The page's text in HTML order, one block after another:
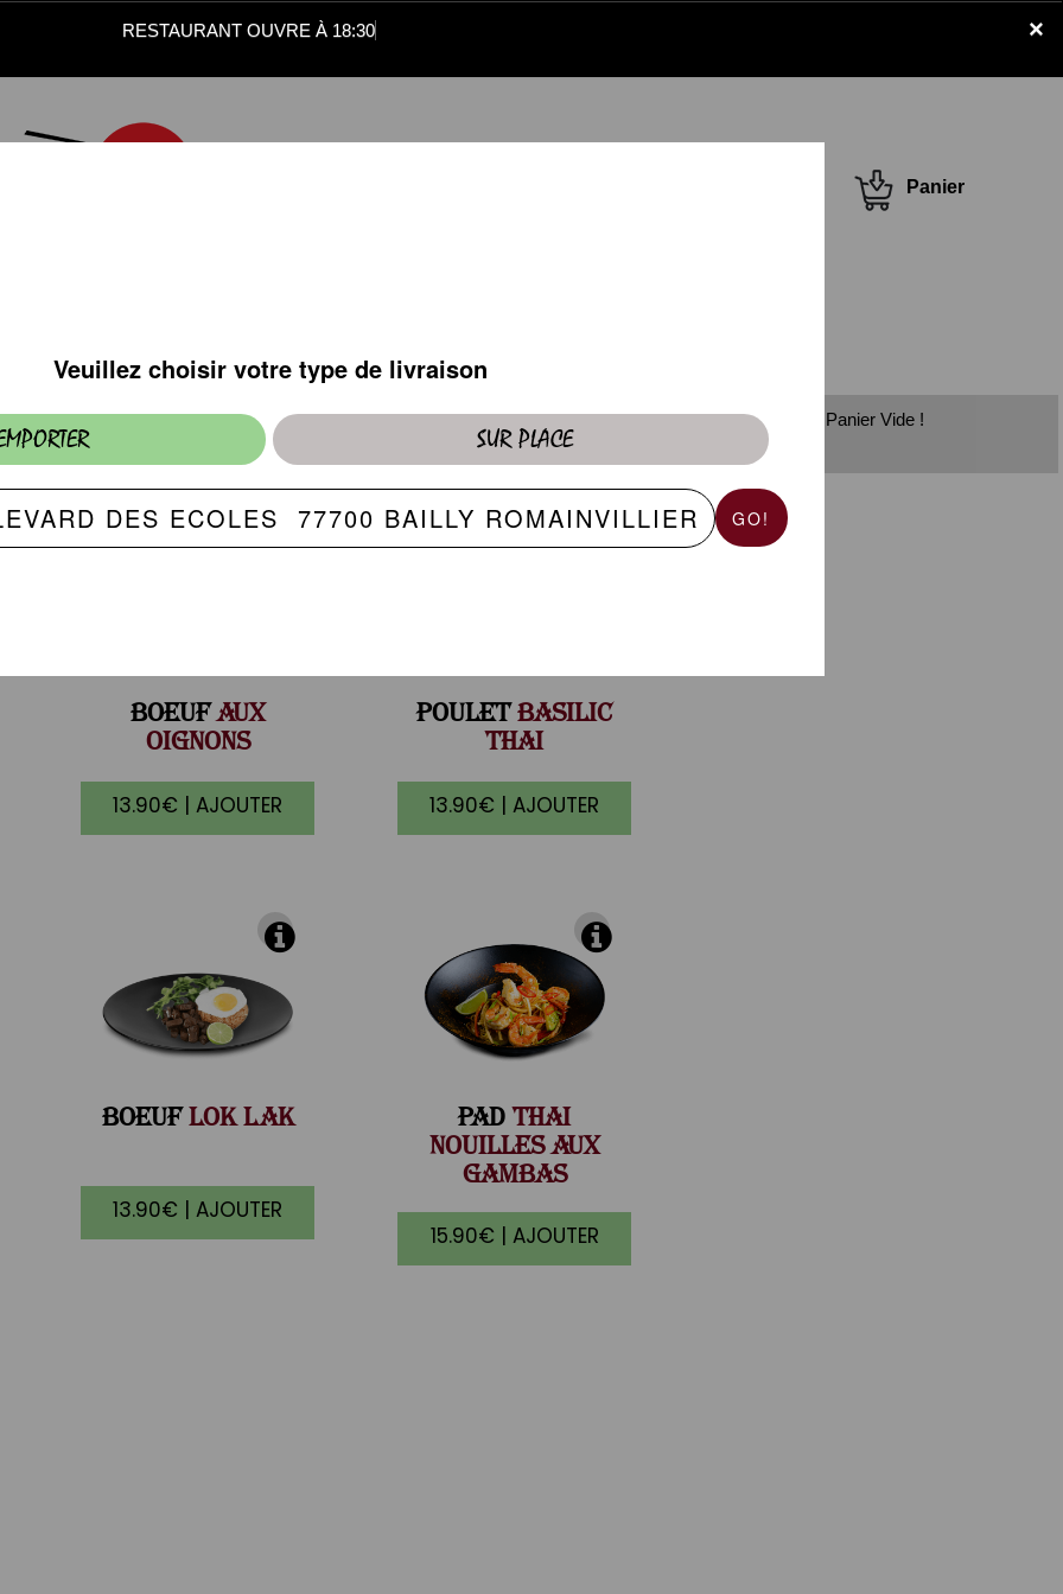
×
RESTAURANT OUVRE À 18:30
Panier
PLATS
BOEUFAUX
OIGNONS
13.90€ | AJOUTER
POULETBASILIC
THAI
13.90€ | AJOUTER
BOEUFLOK LAK
13.90€ | AJOUTER
PADTHAI
NOUILLES AUX
GAMBAS
15.90€ | AJOUTER
Panier Vide !